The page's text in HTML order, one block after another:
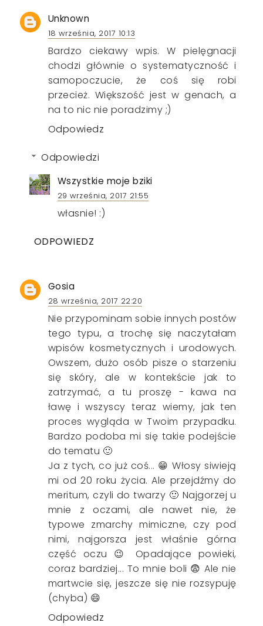
Unknown
18 września, 2017 10:13
Bardzo ciekawy wpis. W pielęgnacji
chodzi głównie o systematyczność i
samopoczucie, że coś się robi
przecież. Większość jest w genach, a
na to nic nie poradzimy ;)
Odpowiedz
Odpowiedzi
Wszystkie moje bziki
29 września, 2017 21:55
własnie! :)
ODPOWIEDZ
Gosia
28 września, 2017 22:20
Nie przypominam sobie innych postów
tego typu, a trochę się naczytałam
wpisów kosmetycznych i urodowych.
Owszem, dużo osób pisze o starzeniu
się skóry, ale w kontekście jak to
zatrzymać, a tu proszę - kawa na
ławę i wszyscy teraz wiemy, jak ten
proces wygląda w Twoim przypadku.
Bardzo podoba mi się takie podejście
do tematu 🙂
Ja z tych, co już coś... 😁 Włosy siwieją
mi od 20 roku życia. Ale przejdźmy do
meritum, czyli do twarzy 🙂 Najgorzej u
mnie z oczami, ale nawet nie, że
typowe zmarchy mimiczne, czy pod
nimi, najgorsza jest właśnie górna
część oczu 😉 Opadające powieki,
coraz bardziej... To mnie boli 😨 Ale nie
martwcie się, jeszcze się nie rozsypuję
(chyba) 😄
Odpowiedz